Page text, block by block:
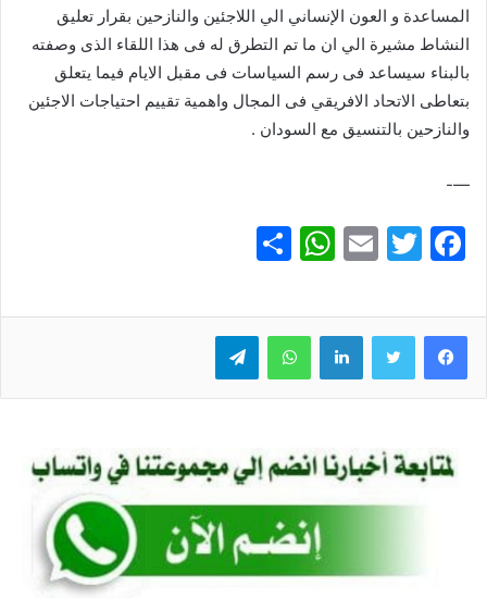
المساعدة و العون الإنساني الي اللاجئين والنازحين بقرار تعليق
النشاط مشيرة الي ان ما تم التطرق له فى هذا اللقاء الذى وصفته
بالبناء سيساعد فى رسم السياسات فى مقبل الايام فيما يتعلق
بتعاطى الاتحاد الافريقي فى المجال واهمية تقييم احتياجات الاجئين
والنازحين بالتنسيق مع السودان .
—-
F
c
e
b
o
k
T
itt
er
E
ai
l
W
at
s
A
p
ar
e
لينكدإن واتساب تيلقرام